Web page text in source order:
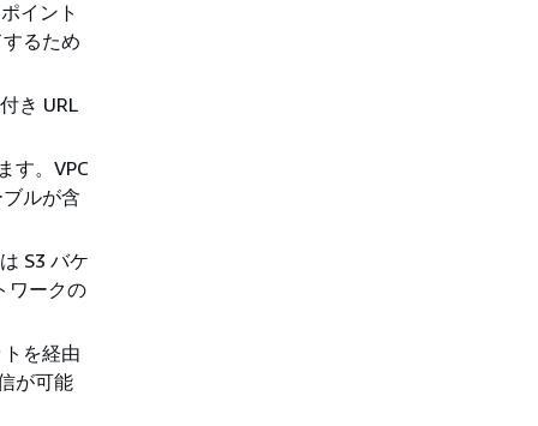
イント
るため
き URL
す。VPC
ルが含
S3 バケ
ワークの
を経由
が可能